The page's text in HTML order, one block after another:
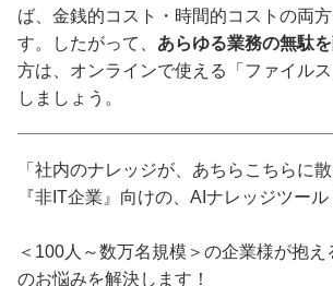
ば、金銭的コスト・時間的コストの両
す。したがって、 あらゆる業務の無駄
方は、オンラインで使える「ファイル
しましょう。
「社内のナレッジが、あちらこちらに
『非IT企業』向けの、AIナレッジツール
＜100人～数万名規模＞の企業様が抱
のお悩みを解決します！